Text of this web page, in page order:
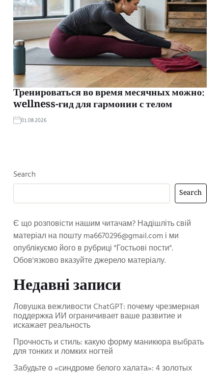
Тренироваться во время месячных можно:
wellness-гид для гармонии с телом
01.08.2026
Search
Search
Є що розповісти нашим читачам? Надішліть свій
матеріал на поштуma6670296@gmail.com і ми
опублікуємо його в рубриці "Гостьові пости".
Обов'язково вказуйте джерело матеріалу.
Недавні записи
Ловушка вежливости ChatGPT: почему чрезмерная
поддержка ИИ ограничивает ваше развитие и
искажает реальность
Прочность и стиль: какую форму маникюра выбрать
для тонких и ломких ногтей
Забудьте о «синдроме белого халата»: 4 золотых